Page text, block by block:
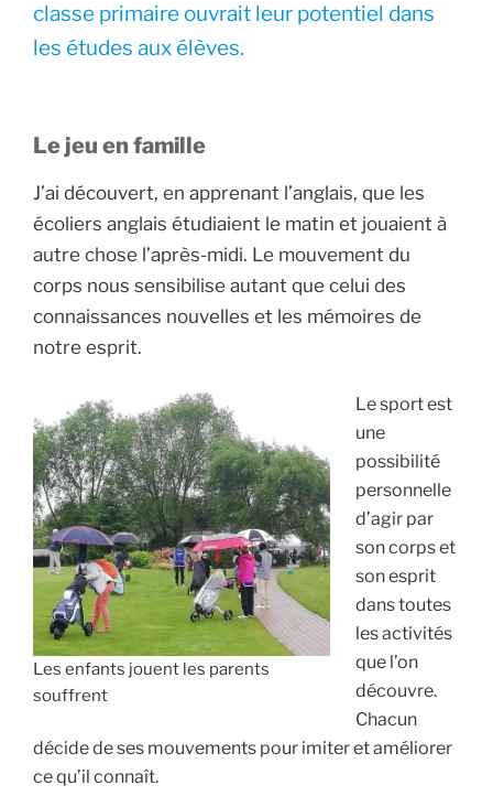
classe primaire ouvrait leur potentiel dans
les études aux élèves.
Le jeu en famille
J’ai découvert, en apprenant l’anglais, que les
écoliers anglais étudiaient le matin et jouaient à
autre chose l’après-midi. Le mouvement du
corps nous sensibilise autant que celui des
connaissances nouvelles et les mémoires de
notre esprit.
Les enfants jouent les parents
souffrent
Le sport est
une
possibilité
personnelle
d’agir par
son corps et
son esprit
dans toutes
les activités
que l’on
découvre.
Chacun
décide de ses mouvements pour imiter et améliorer
ce qu’il connaît.